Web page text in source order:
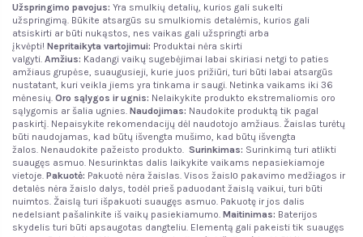
Užspringimo pavojus: Yra smulkių detalių, kurios gali sukelti
užspringimą. Būkite atsargūs su smulkiomis detalėmis, kurios gali
atsiskirti ar būti nukąstos, nes vaikas gali užspringti arba
įkvėpti! Nepritaikyta vartojimui: Produktai nėra skirti
valgyti. Amžius: Kadangi vaikų sugebėjimai labai skiriasi netgi to paties
amžiaus grupėse, suaugusieji, kurie juos prižiūri, turi būti labai atsargūs
nustatant, kuri veikla jiems yra tinkama ir saugi. Netinka vaikams iki 36
mėnesių. Oro sąlygos ir ugnis: Nelaikykite produkto ekstremaliomis oro
sąlygomis ar šalia ugnies. Naudojimas: Naudokite produktą tik pagal
paskirtį. Nepaisykite rekomendacijų dėl naudotojo amžiaus. Žaislas turėtų
būti naudojamas, kad būtų išvengta mušimo, kad būtų išvengta
žalos. Nenaudokite pažeisto produkto. Surinkimas: Surinkimą turi atlikti
suaugęs asmuo. Nesurinktas dalis laikykite vaikams nepasiekiamoje
vietoje. Pakuotė: Pakuotė nėra žaislas. Visos žaislо pakavimo medžiagos ir
detalės nėra žaislo dalys, todėl prieš paduodant žaislą vaikui, turi būti
nuimtos. Žaislą turi išpakuoti suaugęs asmuo. Pakuotę ir jos dalis
nedelsiant pašalinkite iš vaikų pasiekiamumo. Maitinimas: Baterijos
skydelis turi būti apsaugotas dangteliu. Elementą gali pakeisti tik suaugęs